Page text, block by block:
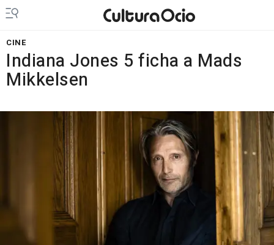
CINE
Indiana Jones 5 ficha a Mads
Mikkelsen